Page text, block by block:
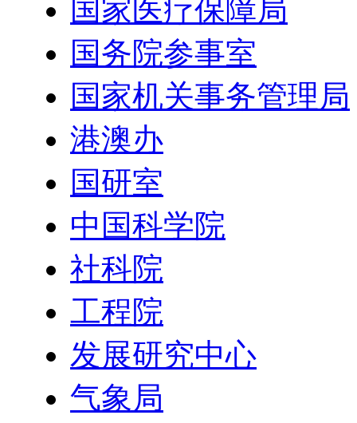
国家医疗保障局
国务院参事室
国家机关事务管理局
港澳办
国研室
中国科学院
社科院
工程院
发展研究中心
气象局